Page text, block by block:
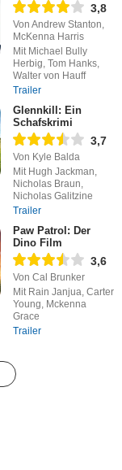
3,8
Von Andrew Stanton,
McKenna Harris
Mit Michael Bully
Herbig, Tom Hanks,
Walter von Hauff
Trailer
Glennkill: Ein
Schafskrimi
3,7
Von Kyle Balda
Mit Hugh Jackman,
Nicholas Braun,
Nicholas Galitzine
Trailer
Paw Patrol: Der
Dino Film
3,6
Von Cal Brunker
Mit Rain Janjua, Carter
Young, Mckenna
Grace
Trailer